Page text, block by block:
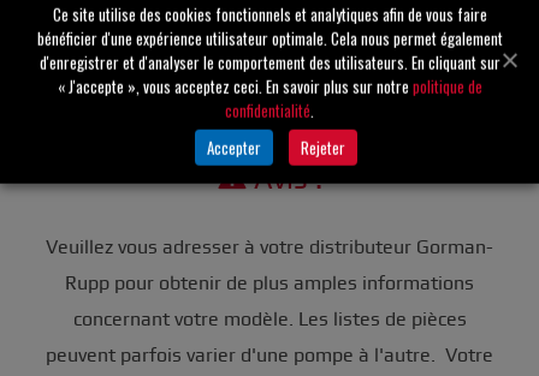
Poids n/a
Avis :
Veuillez vous adresser à votre distributeur Gorman-
Rupp pour obtenir de plus amples informations
concernant votre modèle. Les listes de pièces
peuvent parfois varier d'une pompe à l'autre. Votre
Ce site utilise des cookies fonctionnels et analytiques afin de vous faire
bénéficier d'une expérience utilisateur optimale. Cela nous permet également
d'enregistrer et d'analyser le comportement des utilisateurs. En cliquant sur
« J'accepte », vous acceptez ceci. En savoir plus sur notre politique de
confidentialité.
Accepter
Rejeter